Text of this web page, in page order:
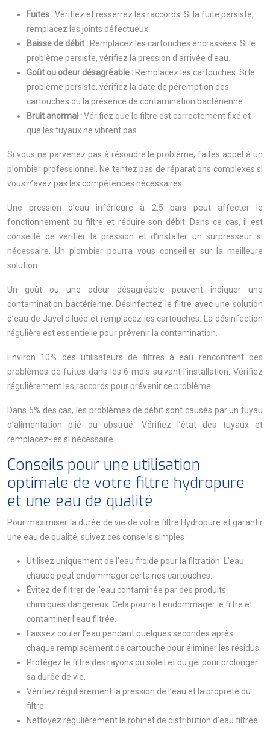
Fuites :Vérifiez et resserrez les raccords. Si la fuite persiste,
remplacez les joints défectueux.
Baisse de débit : Remplacez les cartouches encrassées. Si le
problème persiste, vérifiez la pression d’arrivée d’eau.
Goût ou odeur désagréable : Remplacez les cartouches. Si le
problème persiste, vérifiez la date de péremption des
cartouches ou la présence de contamination bactérienne.
Bruit anormal :Vérifiez que le filtre est correctement fixé et
que les tuyaux ne vibrent pas.
Si vous ne parvenez pas à résoudre le problème, faites appel à un
plombier professionnel. Ne tentez pas de réparations complexes si
vous n’avez pas les compétences nécessaires.
Une pression d’eau inférieure à 2.5 bars peut affecter le
fonctionnement du filtre et réduire son débit. Dans ce cas, il est
conseillé de vérifier la pression et d’installer un surpresseur si
nécessaire. Un plombier pourra vous conseiller sur la meilleure
solution.
Un goût ou une odeur désagréable peuvent indiquer une
contamination bactérienne. Désinfectez le filtre avec une solution
d’eau de Javel diluée et remplacez les cartouches. La désinfection
régulière est essentielle pour prévenir la contamination.
Environ 10% des utilisateurs de filtres à eau rencontrent des
problèmes de fuites dans les 6 mois suivant l’installation. Vérifiez
régulièrement les raccords pour prévenir ce problème.
Dans 5% des cas, les problèmes de débit sont causés par un tuyau
d’alimentation plié ou obstrué. Vérifiez l’état des tuyaux et
remplacez-les si nécessaire.
Conseils pour une utilisation
optimale de votre filtre hydropure
et une eau de qualité
Pour maximiser la durée de vie de votre filtre Hydropure et garantir
une eau de qualité, suivez ces conseils simples :
Utilisez uniquement de l’eau froide pour la filtration. L’eau
chaude peut endommager certaines cartouches.
Évitez de filtrer de l’eau contaminée par des produits
chimiques dangereux. Cela pourrait endommager le filtre et
contaminer l’eau filtrée.
Laissez couler l’eau pendant quelques secondes après
chaque remplacement de cartouche pour éliminer les résidus.
Protégez le filtre des rayons du soleil et du gel pour prolonger
sa durée de vie.
Vérifiez régulièrement la pression de l’eau et la propreté du
filtre.
Nettoyez régulièrement le robinet de distribution d’eau filtrée.